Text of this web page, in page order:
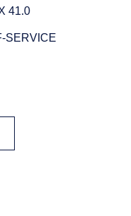
41.0
SERVICE